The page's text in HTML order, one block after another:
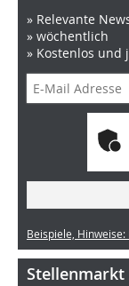
» Relevante
» wöchentlich
» Kostenlos
Beispiele,